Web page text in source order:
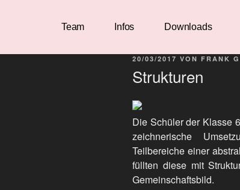
Team Infos Downloads
20/03/2017 VON FRANK
Strukturen
Die Schüler der Klasse
zeichnerische
Teilbereiche einer
füllten diese mit
Gemeinschaftsbild.